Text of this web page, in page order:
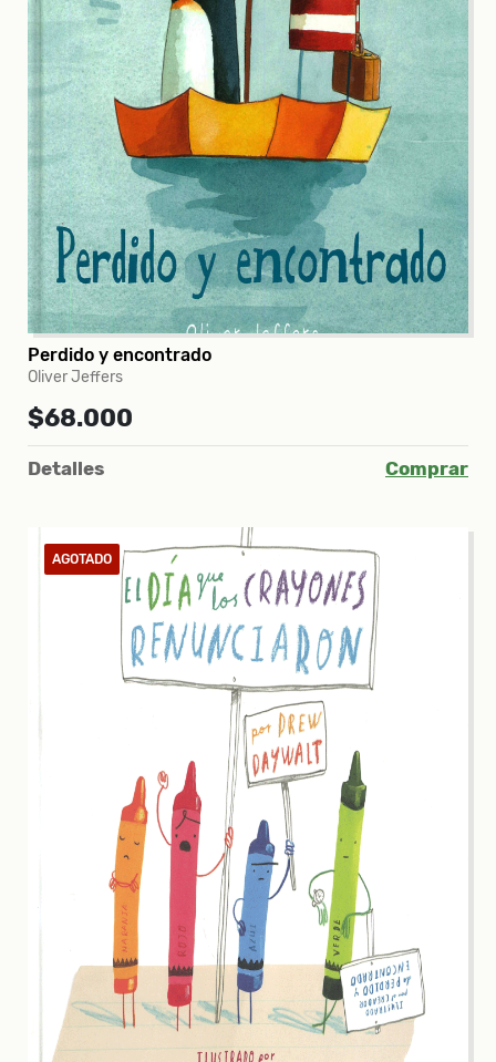
Perdido y encontrado
Oliver Jeffers
$68.000
Detalles Comprar
AGOTADO